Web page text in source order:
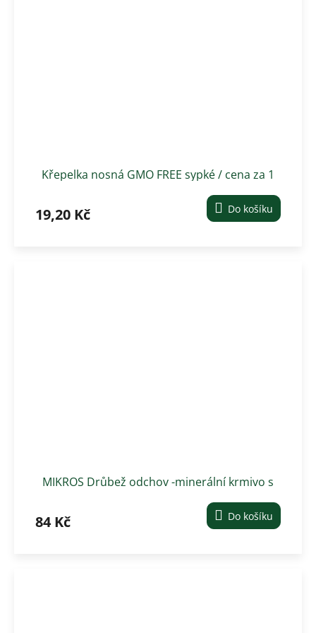
Křepelka nosná GMO FREE sypké / cena za 1
19,20 Kč Do košíku
MIKROS Drůbež odchov -minerální krmivo s
84 Kč Do košíku